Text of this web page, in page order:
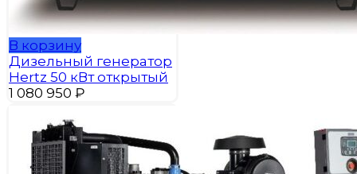
В корзину
Дизельный генератор
Hertz 50 кВт открытый
1 080 950 ₽